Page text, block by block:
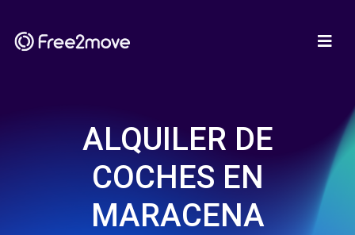
ALQUILER DE
COCHES EN
MARACENA